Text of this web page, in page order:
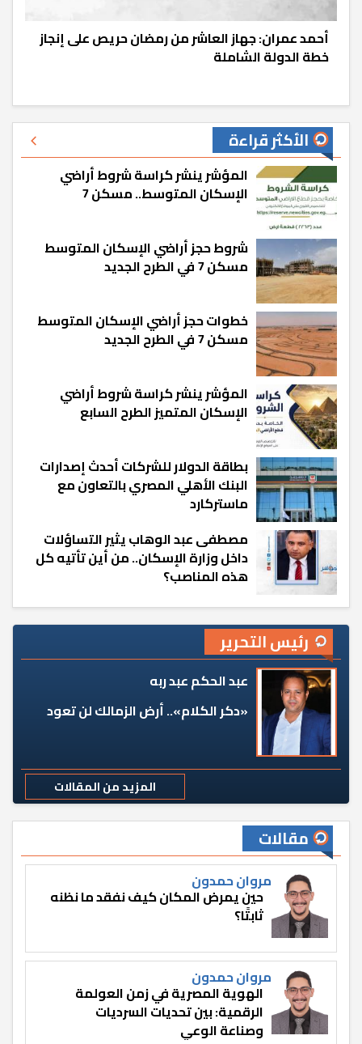
أحمد عمران: جهاز العاشر من رمضان حريص على إنجاز
خطة الدولة الشاملة
الأكثر قراءة
المؤشر ينشر كراسة شروط أراضي
الإسكان المتوسط.. مسكن 7
شروط حجز أراضي الإسكان المتوسط
مسكن 7 في الطرح الجديد
خطوات حجز أراضي الإسكان المتوسط
مسكن 7 في الطرح الجديد
المؤشر ينشر كراسة شروط أراضي
الإسكان المتميز الطرح السابع
بطاقة الدولار للشركات أحدث إصدارات
البنك الأهلي المصري بالتعاون مع
ماستركارد
مصطفى عبد الوهاب يثير التساؤلات
داخل وزارة الإسكان.. من أين تأتيه كل
هذه المناصب؟
رئيس التحرير
عبد الحكم عبد ربه
«دكر الكلام».. أرض الزمالك لن تعود
المزيد من المقالات
مقالات
مروان حمدون
حين يمرض المكان كيف نفقد ما نظنه
ثابتًا؟
مروان حمدون
الهوية المصرية في زمن العولمة
الرقمية: بين تحديات السرديات
وصناعة الوعي